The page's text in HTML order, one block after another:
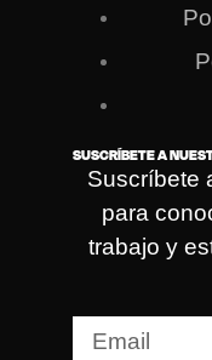
SUSCRÍBETE A
Suscríbete
para
trabajo y